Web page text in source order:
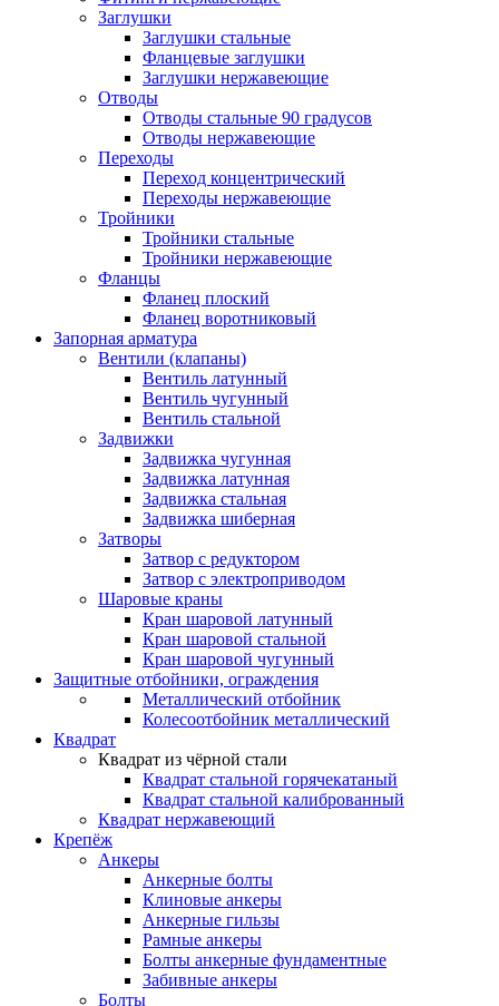
Заглушки
Заглушки стальные
Фланцевые заглушки
Заглушки нержавеющие
Отводы
Отводы стальные 90 градусов
Отводы нержавеющие
Переходы
Переход концентрический
Переходы нержавеющие
Тройники
Тройники стальные
Тройники нержавеющие
Фланцы
Фланец плоский
Фланец воротниковый
Запорная арматура
Вентили (клапаны)
Вентиль латунный
Вентиль чугунный
Вентиль стальной
Задвижки
Задвижка чугунная
Задвижка латунная
Задвижка стальная
Задвижка шиберная
Затворы
Затвор с редуктором
Затвор с электроприводом
Шаровые краны
Кран шаровой латунный
Кран шаровой стальной
Кран шаровой чугунный
Защитные отбойники, ограждения
Металлический отбойник
Колесоотбойник металлический
Квадрат
Квадрат из чёрной стали
Квадрат стальной горячекатаный
Квадрат стальной калиброванный
Квадрат нержавеющий
Крепёж
Анкеры
Анкерные болты
Клиновые анкеры
Анкерные гильзы
Рамные анкеры
Болты анкерные фундаментные
Забивные анкеры
Болты